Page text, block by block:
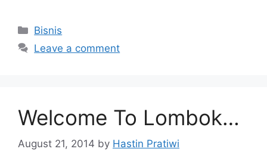
Categories
Bisnis
Leave a comment
Welcome To Lombok…
August 21, 2014 by Hastin Pratiwi